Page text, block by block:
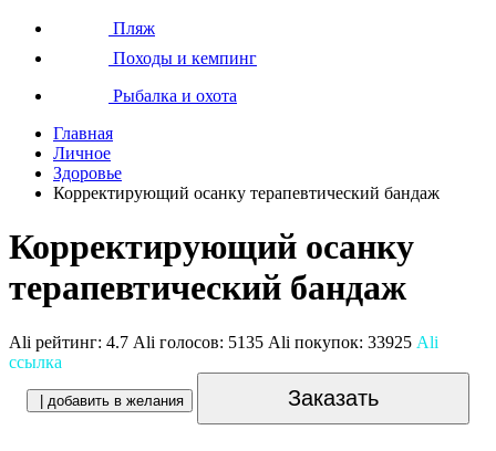
Пляж
Походы и кемпинг
Рыбалка и охота
Главная
Личное
Здоровье
Корректирующий осанку терапевтический бандаж
Корректирующий осанку
терапевтический бандаж
Ali рейтинг: 4.7 Ali голосов: 5135 Ali покупок: 33925 Ali
ссылка
| добавить в желания Заказать